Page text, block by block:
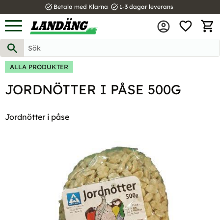
Meny
task_alt Betala med Klarna task_alt 1-3 dagar leverans
ALLA PRODUKTER
JORDNÖTTER I PÅSE 500G
Jordnötter i påse